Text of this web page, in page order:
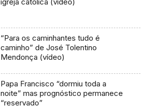
“Para os caminhantes tudo é
caminho” de José Tolentino
Mendonça (vídeo)
Papa Francisco “dormiu toda a
noite” mas prognóstico permanece
“reservado”